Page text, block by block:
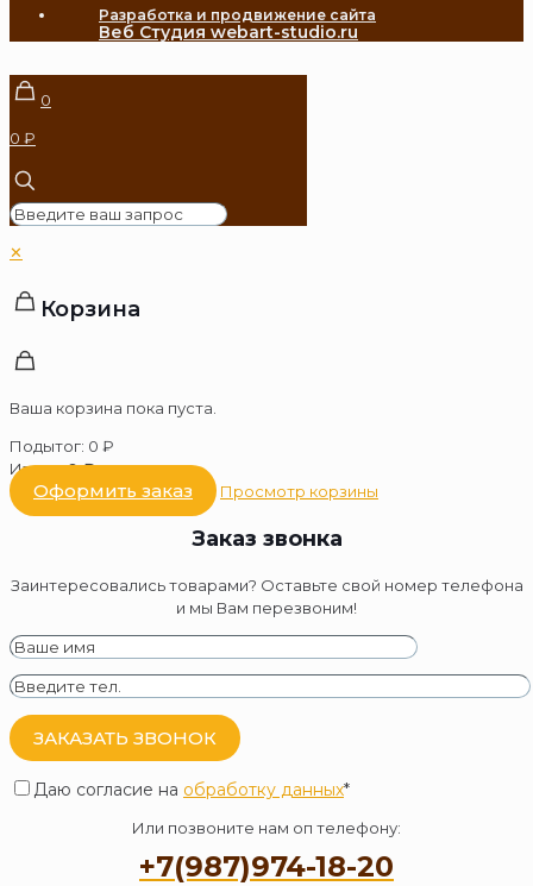
Разработка и продвижение сайта
Веб Студия webart-studio.ru
0
0 ₽
✕
Корзина
Ваша корзина пока пуста.
Подытог: 0 ₽
Итого:0₽
Оформить заказ Просмотр корзины
Заказ звонка
Заинтересовались товарами? Оставьте свой номер телефона
и мы Вам перезвоним!
Даю согласие на обработку данных*
Или позвоните нам оп телефону:
+7(987)974-18-20